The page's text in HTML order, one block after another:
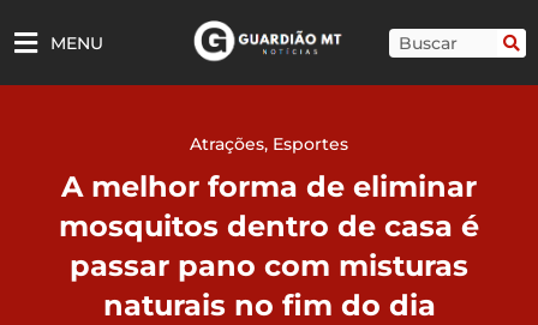
para
MENU Pesquisar
Atrações, Esportes
A melhor forma de eliminar
mosquitos dentro de casa é
passar pano com misturas
naturais no fim do dia